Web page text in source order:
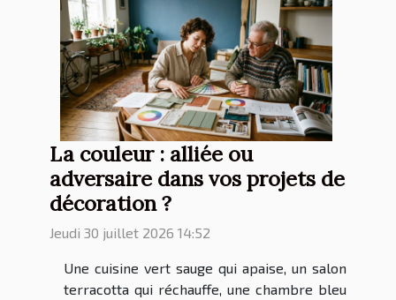
La couleur : alliée ou
adversaire dans vos projets de
décoration ?
Jeudi 30 juillet 2026 14:52
Une cuisine vert sauge qui apaise, un salon
terracotta qui réchauffe, une chambre bleu